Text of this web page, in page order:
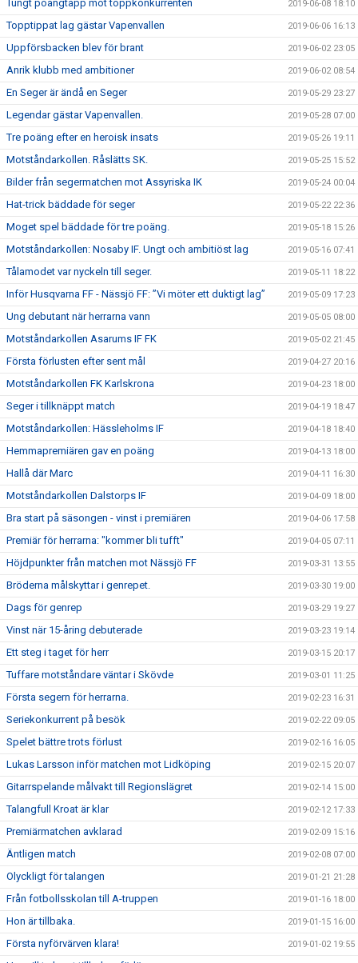
Tungt poängtapp mot toppkonkurrenten 2019-06-08 18:10
Topptippat lag gästar Vapenvallen 2019-06-06 16:13
Uppförsbacken blev för brant 2019-06-02 23:05
Anrik klubb med ambitioner 2019-06-02 08:54
En Seger är ändå en Seger 2019-05-29 23:27
Legendar gästar Vapenvallen. 2019-05-28 07:00
Tre poäng efter en heroisk insats 2019-05-26 19:11
Motståndarkollen. Råslätts SK. 2019-05-25 15:52
Bilder från segermatchen mot Assyriska IK 2019-05-24 00:04
Hat-trick bäddade för seger 2019-05-22 22:36
Moget spel bäddade för tre poäng. 2019-05-18 15:26
Motståndarkollen: Nosaby IF. Ungt och ambitiöst lag 2019-05-16 07:41
Tålamodet var nyckeln till seger. 2019-05-11 18:22
Inför Husqvarna FF - Nässjö FF: ”Vi möter ett duktigt lag” 2019-05-09 17:23
Ung debutant när herrarna vann 2019-05-05 08:00
Motståndarkollen Asarums IF FK 2019-05-02 21:45
Första förlusten efter sent mål 2019-04-27 20:16
Motståndarkollen FK Karlskrona 2019-04-23 18:00
Seger i tillknäppt match 2019-04-19 18:47
Motståndarkollen: Hässleholms IF 2019-04-18 18:40
Hemmapremiären gav en poäng 2019-04-13 18:00
Hallå där Marc 2019-04-11 16:30
Motståndarkollen Dalstorps IF 2019-04-09 18:00
Bra start på säsongen - vinst i premiären 2019-04-06 17:58
Premiär för herrarna: "kommer bli tufft" 2019-04-05 07:11
Höjdpunkter från matchen mot Nässjö FF 2019-03-31 13:55
Bröderna målskyttar i genrepet. 2019-03-30 19:00
Dags för genrep 2019-03-29 19:27
Vinst när 15-åring debuterade 2019-03-23 19:14
Ett steg i taget för herr 2019-03-15 20:17
Tuffare motståndare väntar i Skövde 2019-03-01 11:25
Första segern för herrarna. 2019-02-23 16:31
Seriekonkurrent på besök 2019-02-22 09:05
Spelet bättre trots förlust 2019-02-16 16:05
Lukas Larsson inför matchen mot Lidköping 2019-02-15 20:07
Gitarrspelande målvakt till Regionslägret 2019-02-14 15:00
Talangfull Kroat är klar 2019-02-12 17:33
Premiärmatchen avklarad 2019-02-09 15:16
Äntligen match 2019-02-08 07:00
Olyckligt för talangen 2019-01-21 21:28
Från fotbollsskolan till A-truppen 2019-01-16 18:00
Hon är tillbaka. 2019-01-15 16:00
Första nyförvärven klara! 2019-01-02 19:55